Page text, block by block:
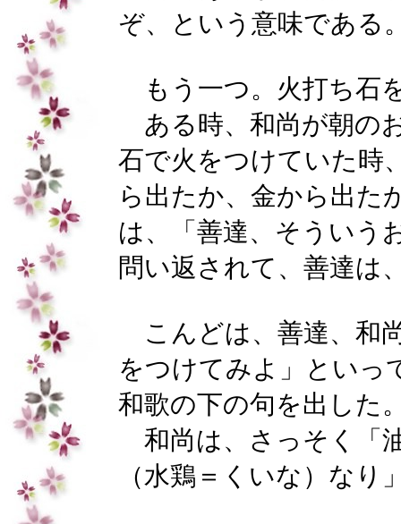
ぞ、という意味である
もう一つ。火打ち石
ある時、和尚が朝の
石で火をつけていた時
ら出たか、金から出た
は、「善達、そういう
問い返されて、善達は
こんどは、善達、和
をつけてみよ」といっ
和歌の下の句を出した
和尚は、さっそく「
（水鶏＝くいな）なり